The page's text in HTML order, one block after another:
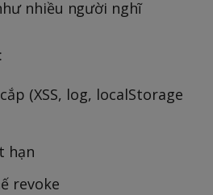
nhiều người nghĩ
(XSS, log, localStorage
hạn
revoke